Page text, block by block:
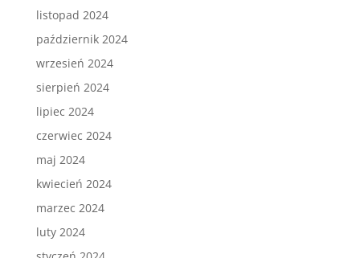
listopad 2024
październik 2024
wrzesień 2024
sierpień 2024
lipiec 2024
czerwiec 2024
maj 2024
kwiecień 2024
marzec 2024
luty 2024